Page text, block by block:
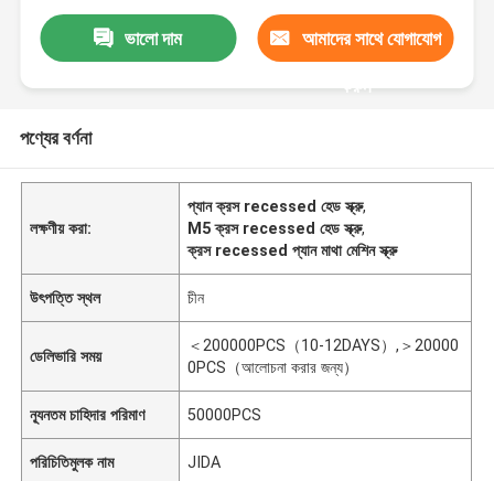
ভালো দাম আমাদের সাথে যোগাযোগ
করুন
পণ্যের বর্ণনা
লক্ষণীয় করা:
প্যান ক্রস recessed হেড স্ক্রু,
M5 ক্রস recessed হেড স্ক্রু,
ক্রস recessed প্যান মাথা মেশিন স্ক্রু
উৎপত্তি স্থল চীন
ডেলিভারি সময়
＜200000PCS（10-12DAYS）,＞20000
0PCS（আলোচনা করার জন্য）
ন্যূনতম চাহিদার পরিমাণ 50000PCS
পরিচিতিমুলক নাম JIDA